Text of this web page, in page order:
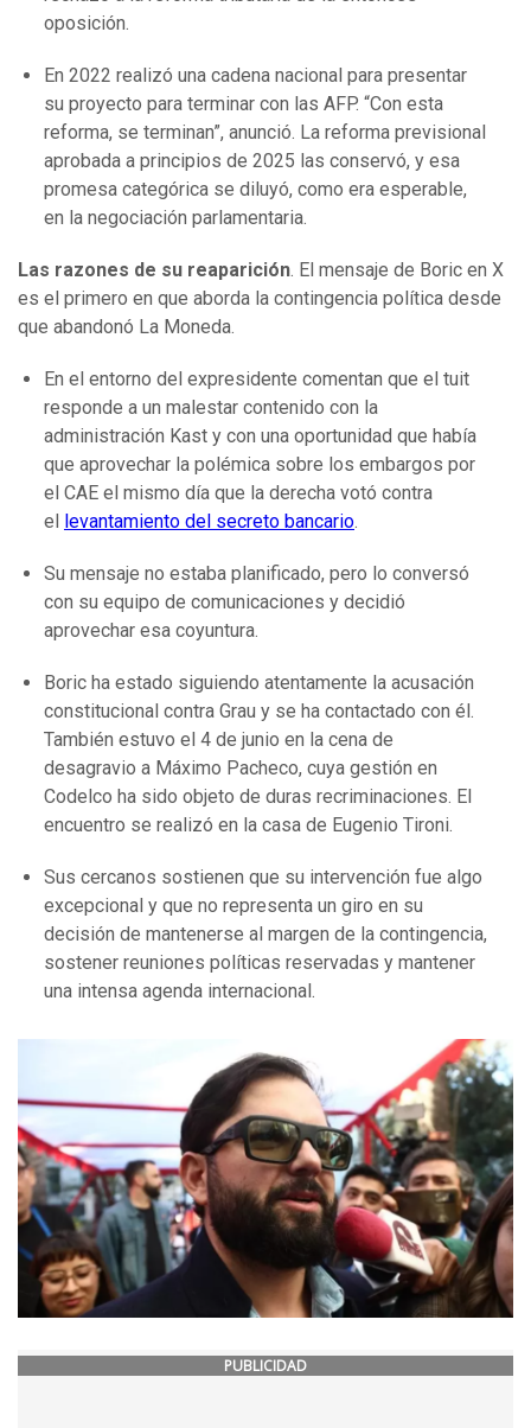
oposición.
En 2022 realizó una cadena nacional para presentar
su proyecto para terminar con las AFP. “Con esta
reforma, se terminan”, anunció. La reforma previsional
aprobada a principios de 2025 las conservó, y esa
promesa categórica se diluyó, como era esperable,
en la negociación parlamentaria.
Las razones de su reaparición. El mensaje de Boric en X
es el primero en que aborda la contingencia política desde
que abandonó La Moneda.
En el entorno del expresidente comentan que el tuit
responde a un malestar contenido con la
administración Kast y con una oportunidad que había
que aprovechar la polémica sobre los embargos por
el CAE el mismo día que la derecha votó contra
el
levantamiento del secreto bancario.
Su mensaje no estaba planificado, pero lo conversó
con su equipo de comunicaciones y decidió
aprovechar esa coyuntura.
Boric ha estado siguiendo atentamente la acusación
constitucional contra Grau y se ha contactado con él.
También estuvo el 4 de junio en la cena de
desagravio a Máximo Pacheco, cuya gestión en
Codelco ha sido objeto de duras recriminaciones. El
encuentro se realizó en la casa de Eugenio Tironi.
Sus cercanos sostienen que su intervención fue algo
excepcional y que no representa un giro en su
decisión de mantenerse al margen de la contingencia,
sostener reuniones políticas reservadas y mantener
una intensa agenda internacional.
PUBLICIDAD